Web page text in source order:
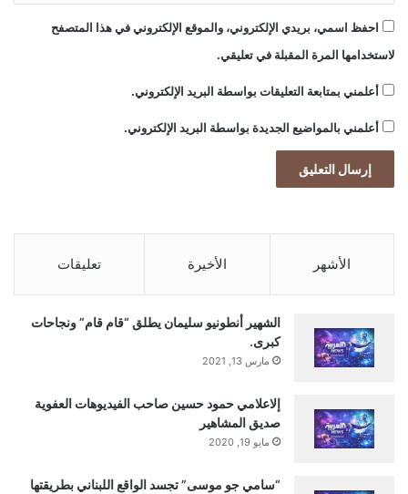
احفظ اسمي، بريدي الإلكتروني، والموقع الإلكتروني في هذا المتصفح
لاستخدامها المرة المقبلة في تعليقي.
أعلمني بمتابعة التعليقات بواسطة البريد الإلكتروني.
أعلمني بالمواضيع الجديدة بواسطة البريد الإلكتروني.
الأشهر الأخيرة تعليقات
الشهير أنطونيو سليمان يطلق “قام قام” ونجاحات
كبرى.
مارس 13, 2021
إلاعلامي حمود حسين صاحب الفيديوهات العفوية
صديق المشاهير
مايو 19, 2020
“سامي جو موسى” تجسد الواقع اللبناني بطريقتها